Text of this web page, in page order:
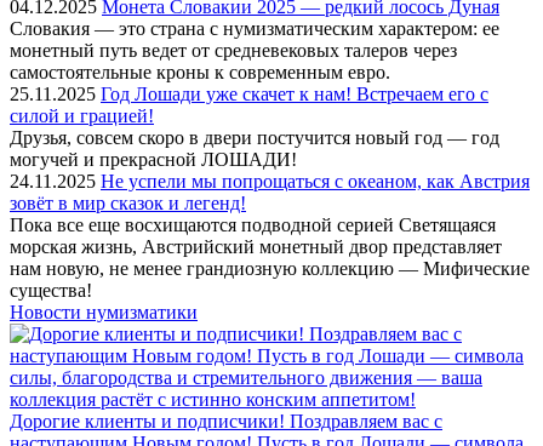
04.12.2025 Монета Словакии 2025 — редкий лосось Дуная
Словакия — это страна с нумизматическим характером: ее
монетный путь ведет от средневековых талеров через
самостоятельные кроны к современным евро.
25.11.2025 Год Лошади уже скачет к нам! Встречаем его с
силой и грацией!
Друзья, совсем скоро в двери постучится новый год — год
могучей и прекрасной ЛОШАДИ!
24.11.2025 Не успели мы попрощаться с океаном, как Австрия
зовёт в мир сказок и легенд!
Пока все еще восхищаются подводной серией Светящаяся
морская жизнь, Австрийский монетный двор представляет
нам новую, не менее грандиозную коллекцию — Мифические
существа!
Новости нумизматики
Дорогие клиенты и подписчики! Поздравляем вас с